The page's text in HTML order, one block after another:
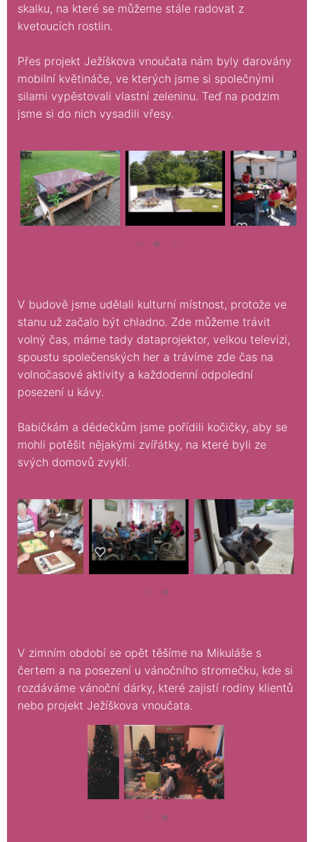
skalku, na které se můžeme stále radovat z
kvetoucích rostlin.
Přes projekt Ježíškova vnoučata nám byly darovány
mobilní květináče, ve kterých jsme si společnými
silami vypěstovali vlastní zeleninu. Teď na podzim
jsme si do nich vysadili vřesy.
V budově jsme udělali kulturní místnost, protože ve
stanu už začalo být chladno. Zde můžeme trávit
volný čas, máme tady dataprojektor, velkou televizi,
spoustu společenských her a trávíme zde čas na
volnočasové aktivity a každodenní odpolední
posezení u kávy.
Babičkám a dědečkům jsme pořídili kočičky, aby se
mohli potěšit nějakými zvířátky, na které byli ze
svých domovů zvyklí.
V zimním období se opět těšíme na Mikuláše s
čertem a na posezení u vánočního stromečku, kde si
rozdáváme vánoční dárky, které zajistí rodiny klientů
nebo projekt Ježíškova vnoučata.